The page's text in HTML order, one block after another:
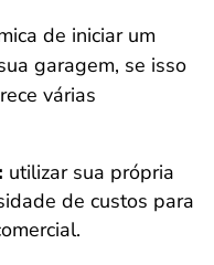
de iniciar um
garagem, se isso
várias
utilizar sua própria
de custos para